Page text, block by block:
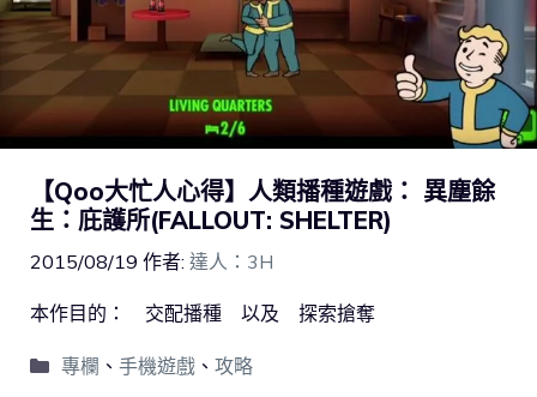
【Qoo大忙人心得】人類播種遊戲： 異塵餘
生：庇護所(FALLOUT: SHELTER)
2015/08/19 作者: 達人：3H
本作目的： 交配播種 以及 探索搶奪
專欄 、 手機遊戲、 攻略